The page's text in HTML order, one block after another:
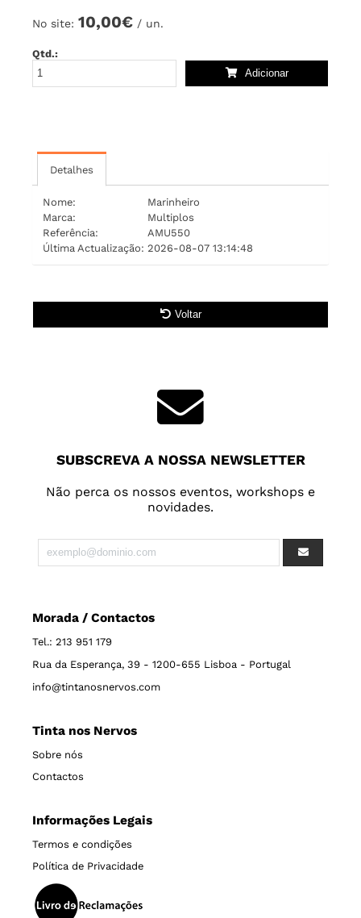
No site: 10,00€ / un.
Qtd.:
Adicionar
Detalhes
Nome:
Marinheiro
Marca:
Multiplos
Referência:
AMU550
Última Actualização: 2026-08-07 13:14:48
Voltar
SUBSCREVA A NOSSA NEWSLETTER
Não perca os nossos eventos, workshops e
novidades.
Morada / Contactos
Tel.: 213 951 179
Rua da Esperança, 39 - 1200-655 Lisboa - Portugal
info@tintanosnervos.com
Tinta nos Nervos
Sobre nós
Contactos
Informações Legais
Termos e condições
Política de Privacidade